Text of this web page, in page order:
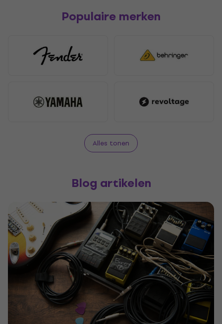
Populaire merken
Alles tonen
Blog artikelen